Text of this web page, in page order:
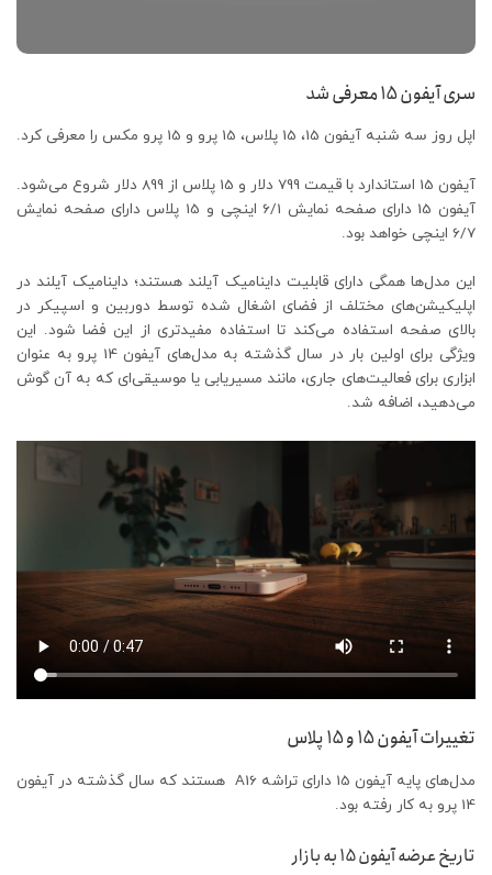
سری آیفون 15 معرفی شد
اپل روز سه شنبه آیفون 15، 15 پلاس، 15 پرو و ​​15 پرو مکس را معرفی کرد.
آیفون 15 استاندارد با قیمت 799 دلار و 15 پلاس از 899 دلار شروع می‌شود.
آیفون 15 دارای صفحه نمایش 6/1 اینچی و 15 پلاس دارای صفحه نمایش
6/7 اینچی خواهد بود.
این مدل‌ها همگی دارای قابلیت داینامیک آیلند هستند؛ داینامیک آیلند در
اپلیکیشن‌های مختلف از فضای اشغال شده توسط دوربین و اسپیکر در
بالای صفحه استفاده می‌کند تا استفاده مفیدتری از این فضا شود. این
ویژگی برای اولین بار در سال گذشته به مدل‌های آیفون 14 پرو به عنوان
ابزاری برای فعالیت‌های جاری، مانند مسیریابی یا موسیقی‌ای که به آن گوش
می‌دهید، اضافه شد.
تغییرات آیفون 15 و 15 پلاس
مدل‌های پایه آیفون 15 دارای تراشه A16 هستند که سال گذشته در آیفون
14 پرو به کار رفته بود.
تاریخ عرضه آیفون 15 به بازار